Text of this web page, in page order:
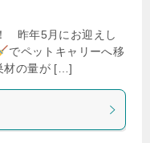
昨年5月にお迎えし
でペットキャリーへ移
材の量が […]